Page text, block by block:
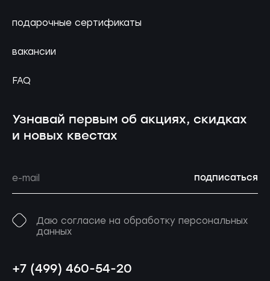
подарочные сертификаты
вакансии
FAQ
Узнавай первым об акциях, скидках
и новых квестах
подписаться
Даю согласие на обработку персональных
данных
+7 (499) 460-54-20